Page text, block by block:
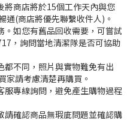
將商店將於15個工作天內與您
通(商店將優先聯繫收件人)。
。如您有舊品回收需要，可嘗試
，詢問當地清潔隊是否可協助
都不同，照片與實物難免有出
家請考慮清楚再購買。
專線詢問，避免產生購物過程
請確認商品無瑕庛問題並確認購